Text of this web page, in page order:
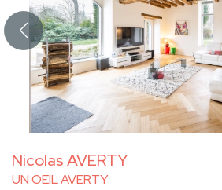
Nicolas AVERTY
UN OEIL AVERTY